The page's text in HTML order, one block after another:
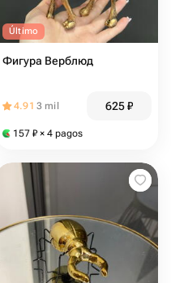
Último
Фигура Верблюд
4.91 3 mil 625₽
157 ₽ × 4 pagos